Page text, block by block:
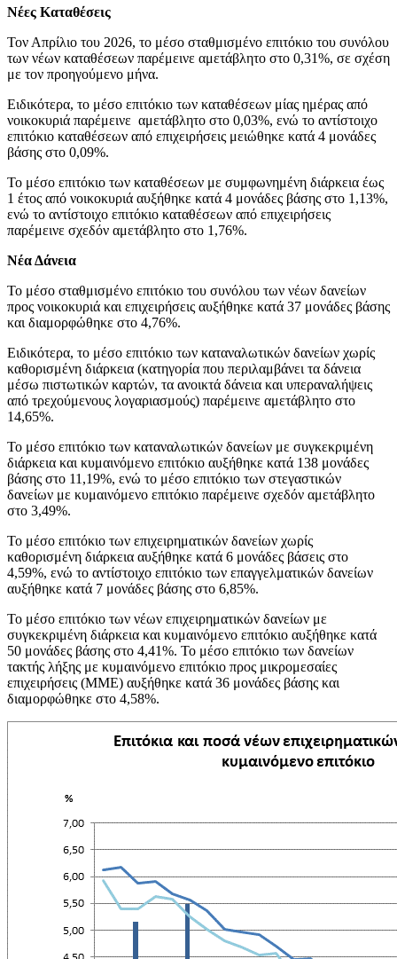
Νέες Καταθέσεις
Τον Απρίλιο του 2026, το μέσο σταθμισμένο επιτόκιο του συνόλου
των νέων καταθέσεων παρέμεινε αμετάβλητο στο 0,31%, σε σχέση
με τον προηγούμενο μήνα.
Ειδικότερα, το μέσο επιτόκιο των καταθέσεων μίας ημέρας από
νοικοκυριά παρέμεινε αμετάβλητο στο 0,03%, ενώ το αντίστοιχο
επιτόκιο καταθέσεων από επιχειρήσεις μειώθηκε κατά 4 μονάδες
βάσης στο 0,09%.
Το μέσο επιτόκιο των καταθέσεων με συμφωνημένη διάρκεια έως
1 έτος από νοικοκυριά αυξήθηκε κατά 4 μονάδες βάσης στο 1,13%,
ενώ το αντίστοιχο επιτόκιο καταθέσεων από επιχειρήσεις
παρέμεινε σχεδόν αμετάβλητο στο 1,76%.
Νέα Δάνεια
Το μέσο σταθμισμένο επιτόκιο του συνόλου των νέων δανείων
προς νοικοκυριά και επιχειρήσεις αυξήθηκε κατά 37 μονάδες βάσης
και διαμορφώθηκε στο 4,76%.
Ειδικότερα, το μέσο επιτόκιο των καταναλωτικών δανείων χωρίς
καθορισμένη διάρκεια (κατηγορία που περιλαμβάνει τα δάνεια
μέσω πιστωτικών καρτών, τα ανοικτά δάνεια και υπεραναλήψεις
από τρεχούμενους λογαριασμούς) παρέμεινε αμετάβλητο στο
14,65%.
Το μέσο επιτόκιο των καταναλωτικών δανείων με συγκεκριμένη
διάρκεια και κυμαινόμενο επιτόκιο αυξήθηκε κατά 138 μονάδες
βάσης στο 11,19%, ενώ το μέσο επιτόκιο των στεγαστικών
δανείων με κυμαινόμενο επιτόκιο παρέμεινε σχεδόν αμετάβλητο
στο 3,49%.
Το μέσο επιτόκιο των επιχειρηματικών δανείων χωρίς
καθορισμένη διάρκεια αυξήθηκε κατά 6 μονάδες βάσεις στο
4,59%, ενώ το αντίστοιχο επιτόκιο των επαγγελματικών δανείων
αυξήθηκε κατά 7 μονάδες βάσης στο 6,85%.
Το μέσο επιτόκιο των νέων επιχειρηματικών δανείων με
συγκεκριμένη διάρκεια και κυμαινόμενο επιτόκιο αυξήθηκε κατά
50 μονάδες βάσης στο 4,41%. Το μέσο επιτόκιο των δανείων
τακτής λήξης με κυμαινόμενο επιτόκιο προς μικρομεσαίες
επιχειρήσεις (ΜΜΕ) αυξήθηκε κατά 36 μονάδες βάσης και
διαμορφώθηκε στο 4,58%.